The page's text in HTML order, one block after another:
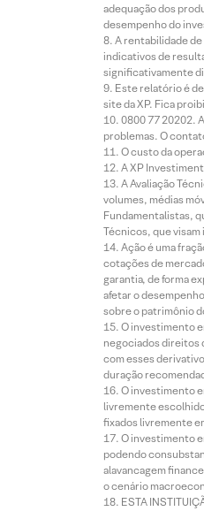
adequação dos
desempenho do
A rentabilidade
indicativos de
significativamente
Este relatório é
site da XP. Fica
0800 77 20202.
problemas. O
O custo da
A XP
A Avaliação
volumes, médias
Fundamentalistas,
Técnicos, que
Ação é uma
cotações de
garantia, de forma
afetar o
sobre o patrimônio
O investimento
negociados direitos
com esses
duração
O investimento
livremente
fixados livremente
O investimento
podendo
alavancagem
o cenário
ESTA